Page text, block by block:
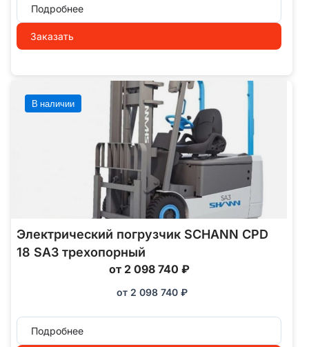
Подробнее
Заказать
В наличии
Электрический погрузчик SCHANN CPD
18 SA3 трехопорный
от 2 098 740 ₽
от 2 098 740 ₽
Подробнее